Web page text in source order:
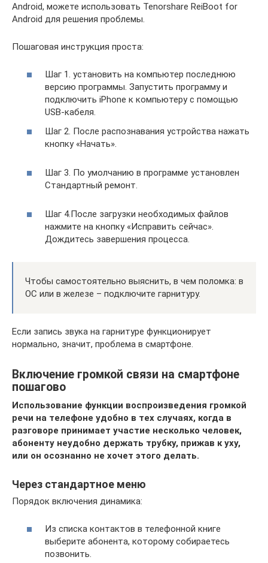
Android, можете использовать Tenorshare ReiBoot for
Android для решения проблемы.
Пошаговая инструкция проста:
Шаг 1. установить на компьютер последнюю
версию программы. Запустить программу и
подключить iPhone к компьютеру с помощью
USB-кабеля.
Шаг 2. После распознавания устройства нажать
кнопку «Начать».
Шаг 3. По умолчанию в программе установлен
Стандартный ремонт.
Шаг 4.После загрузки необходимых файлов
нажмите на кнопку «Исправить сейчас».
Дождитесь завершения процесса.
Чтобы самостоятельно выяснить, в чем поломка: в
ОС или в железе – подключите гарнитуру.
Если запись звука на гарнитуре функционирует
нормально, значит, проблема в смартфоне.
Включение громкой связи на смартфоне
пошагово
Использование функции воспроизведения громкой
речи на телефоне удобно в тех случаях, когда в
разговоре принимает участие несколько человек,
абоненту неудобно держать трубку, прижав к уху,
или он осознанно не хочет этого делать.
Через стандартное меню
Порядок включения динамика:
Из списка контактов в телефонной книге
выберите абонента, которому собираетесь
позвонить.